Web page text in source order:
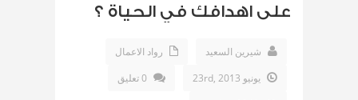
على اهدافك في الحياة ؟
شيرين السعيد
رواد الاعمال
يونيو 23rd, 2013
0 تعليق